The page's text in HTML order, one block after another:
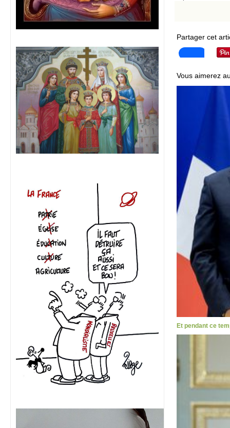
Partager cet
Vous aimerez
Et pendant ce